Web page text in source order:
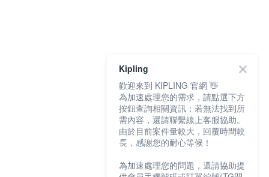
Kipling
歡迎來到 KIPLING 官網 👋
為加速處理您的需求，請點選下方
按鈕查詢相關資訊；若無法找到所
需內容，還請聯繫線上客服協助。
由於目前案件量較大，回覆時間較
長，感謝您的耐心等候！
為加速處理您的問題，還請協助提